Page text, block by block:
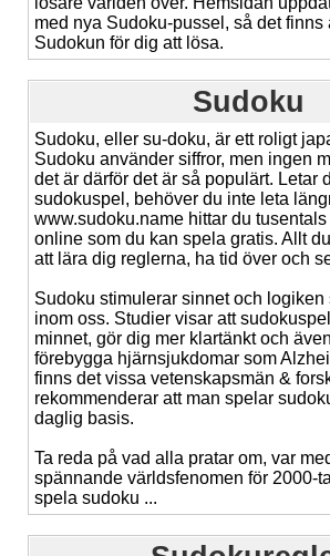
med nya Sudoku-pussel, så det finns
Sudokun för dig att lösa.
Sudoku
Sudoku, eller su-doku, är ett roligt
Sudoku använder siffror, men ingen
det är därför det är så populärt. Letar
sudokuspel, behöver du inte leta
www.sudoku.name hittar du
online som du kan spela gratis. Allt
att lära dig reglerna, ha tid över och
Sudoku stimulerar sinnet och logiken
inom oss. Studier visar att
minnet, gör dig mer klartänkt och
förebygga hjärnsjukdomar som
finns det vissa vetenskapsmän &
rekommenderar att man spelar
daglig basis.
Ta reda på vad alla pratar om, var
spännande världsfenomen för 2000-
spela sudoku ...